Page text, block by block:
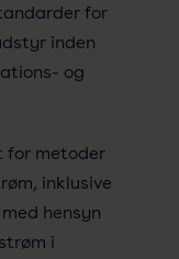
for
inden
og
for metoder
inklusive
hensyn
i